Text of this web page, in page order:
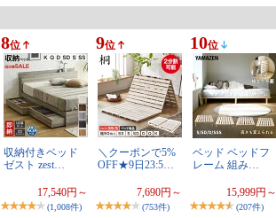
8位
収納付きベッド
ゼスト zest…
17,540円～
(1,008件)
9位
＼クーポンで5%
OFF★9日23:5…
7,690円～
(753件)
10位
ベッド ベッドフ
レーム 組み…
15,999円～
(207件)